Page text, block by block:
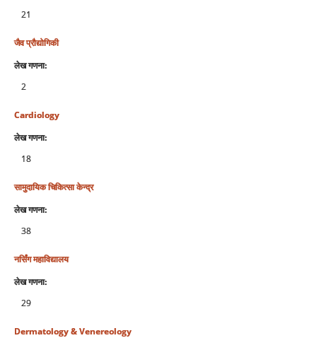
21
जैव प्रौद्योगिकी
लेख गणना:
2
Cardiology
लेख गणना:
18
सामुदायिक चिकित्‍सा केन्‍द्र
लेख गणना:
38
नर्सिंग महाविद्यालय
लेख गणना:
29
Dermatology & Venereology